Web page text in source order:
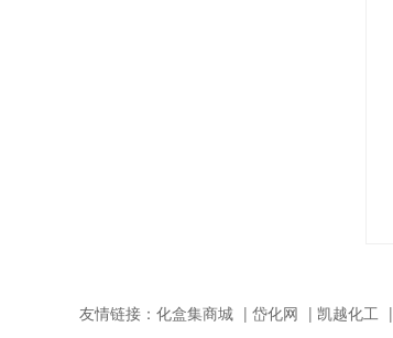
友情链接： 化盒集商城 | 岱化网 | 凯越化工 |